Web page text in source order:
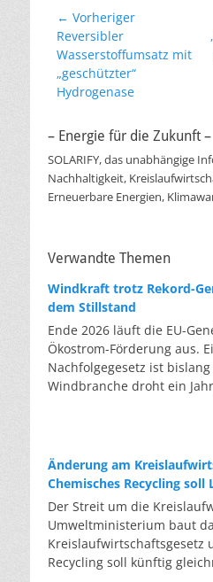
Beitragsnavigation
← Vorheriger
Vorheriger
Beitrag:
Reversibler
Wasserstoffumsatz mit
„geschützter“
Hydrogenase
– Energie für die Zukunft –
SOLARIFY, das unabhängige
Nachhaltigkeit,
Erneuerbare Energien,
Verwandte Themen
Windkraft trotz Rekord-
dem Stillstand
Ende 2026 läuft die EU-
Ökostrom-Förderung aus.
Nachfolgegesetz ist
Windbranche droht ein
die Verfahren laufen heute
Halbjahresbilanz der
Muster: So viele
genehmigt, doch im ersten
nur rund zwei Gigawatt ans
liegt damit bei etwa 70
Zwischenziel von 84
Änderung am
Chemisches Recycling soll
Der Streit um die
Umweltministerium baut
Kreislaufwirtschaftsgesetz
Recycling soll künftig